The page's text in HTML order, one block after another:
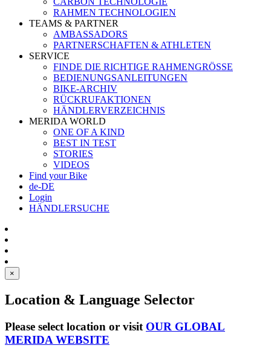
RAHMEN TECHNOLOGIEN
TEAMS & PARTNER
AMBASSADORS
PARTNERSCHAFTEN & ATHLETEN
SERVICE
FINDE DIE RICHTIGE RAHMENGRÖSSE
BEDIENUNGSANLEITUNGEN
BIKE-ARCHIV
RÜCKRUFAKTIONEN
HÄNDLERVERZEICHNIS
MERIDA WORLD
ONE OF A KIND
BEST IN TEST
STORIES
VIDEOS
Find your Bike
de-DE
Login
HÄNDLERSUCHE
×
Location & Language Selector
Please select location or visit OUR GLOBAL
MERIDA WEBSITE